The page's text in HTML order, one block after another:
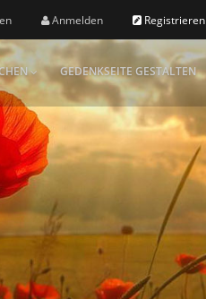
Anmelden Registrieren
GEDENKSEITE GESTALTEN